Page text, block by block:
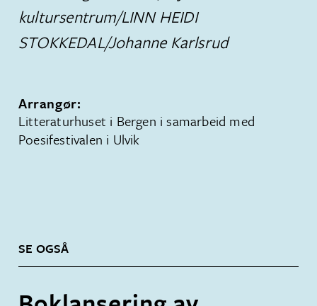
kultursentrum/LINN HEIDI
STOKKEDAL/Johanne Karlsrud
Arrangør:
Litteraturhuset i Bergen i samarbeid med
Poesifestivalen i Ulvik
SE OGSÅ